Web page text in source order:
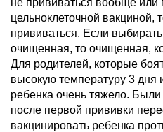
не прививаться вообще или
цельноклеточной вакциной,
прививаться. Если
очищенная, то очищенная,
Для родителей, которые
высокую температуру 3 дня
ребенка очень тяжело. Были
после первой прививки
вакцинировать ребенка